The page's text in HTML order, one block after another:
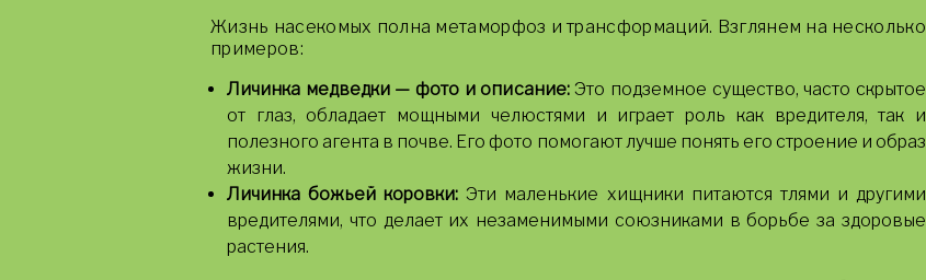
Жизнь насекомых полна метаморфоз и трансформаций. Взглянем на несколько
примеров:
Личинка медведки — фото и описание:Это подземное существо, часто скрытое
от глаз, обладает мощными челюстями и играет роль как вредителя, так и
полезного агента в почве. Его фото помогают лучше понять его строение и образ
жизни.
Личинка божьей коровки: Эти маленькие хищники питаются тлями и другими
вредителями, что делает их незаменимыми союзниками в борьбе за здоровые
растения.